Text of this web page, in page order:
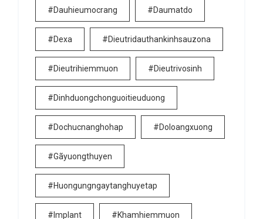
#dauhieumocrang #daumatdo
#dexa #dieutridauthankinhsauzona
#dieutrihiemmuon #dieutrivosinh
#dinhduongchonguoitieuduong
#dochucnanghohap #doloangxuong
#gãyuongthuyen
#huongungngaytanghuyetap
#implant #khamhiemmuon